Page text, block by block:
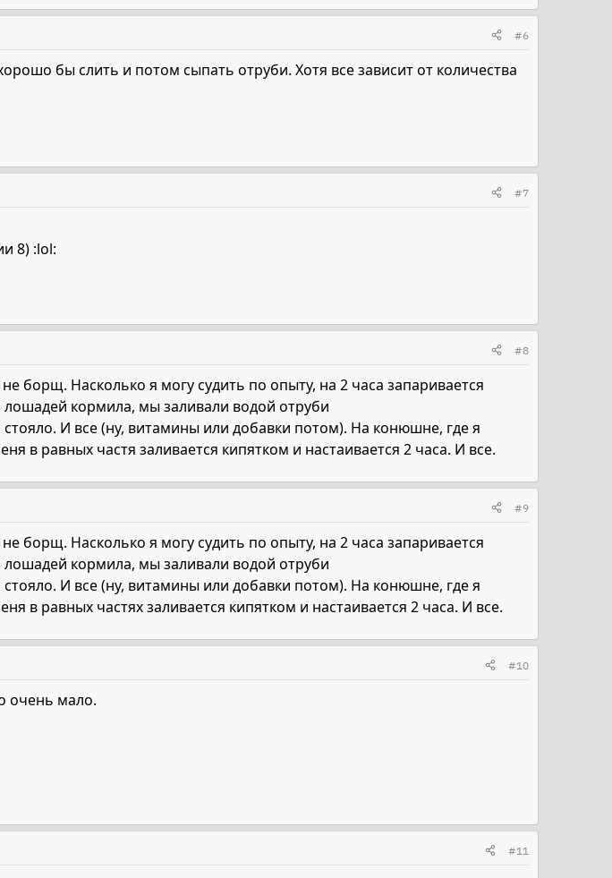
#6
бы слить и потом сыпать отруби. Хотя все зависит от количества
#7
8) :lol:
#8
борщ. Насколько я могу судить по опыту, на 2 часа запаривается
лошадей кормила, мы заливали водой отруби
И все (ну, витамины или добавки потом). На конюшне, где я
в равных частя заливается кипятком и настаивается 2 часа. И все.
#9
борщ. Насколько я могу судить по опыту, на 2 часа запаривается
лошадей кормила, мы заливали водой отруби
И все (ну, витамины или добавки потом). На конюшне, где я
в равных частях заливается кипятком и настаивается 2 часа. И все.
#10
очень мало.
#11